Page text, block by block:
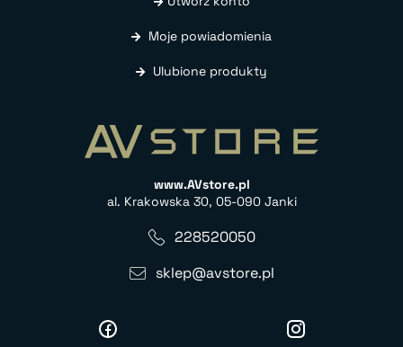
Moje powiadomienia
Ulubione produkty
www.AVstore.pl
al. Krakowska 30, 05-090 Janki
228520050
sklep@avstore.pl